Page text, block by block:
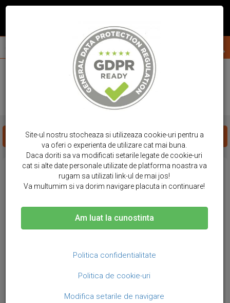
huse telefon samsung
HUSE SAMSUNG - A73 5G
FILTREAZA PRODUSE
Husa slim piele, tip portofel, stand, inchidere magnetica, textura
Site-ul nostru stocheaza si utilizeaza cookie-uri pentru a
va oferi o experienta de utilizare cat mai buna.
Daca doriti sa va modificati setarile legate de cookie-uri
cat si alte date personale utilizate de platforma noastra va
rugam sa utilizati link-ul de mai jos!
Va multumim si va dorim navigare placuta in continuare!
Am luat la cunostinta
Politica confidentialitate
Politica de cookie-uri
Modifica setarile de navigare